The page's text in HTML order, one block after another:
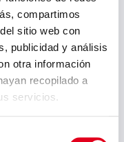
compartimos
sitio web con
publicidad y análisis
otra información
recopilado a
servicios.